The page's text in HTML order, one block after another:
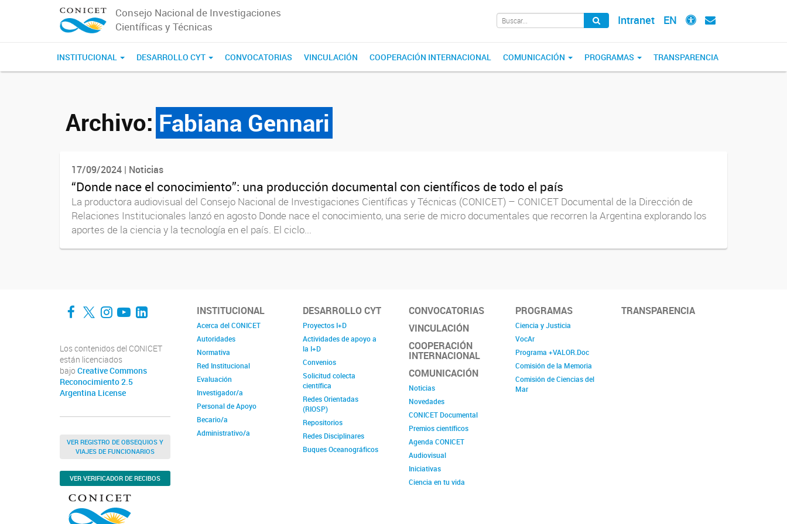
Consejo Nacional de Investigaciones
Científicas y Técnicas
Intranet EN
INSTITUCIONAL DESARROLLO CYT CONVOCATORIAS VINCULACIÓN COOPERACIÓN INTERNACIONAL COMUNICACIÓN PROGRAMAS TRANSPARENCIA
Archivo: Fabiana Gennari
17/09/2024 | Noticias
“Donde nace el conocimiento”: una producción documental con científicos de todo el país
La productora audiovisual del Consejo Nacional de Investigaciones Científicas y Técnicas (CONICET) – CONICET Documental de la Dirección de
Relaciones Institucionales lanzó en agosto Donde nace el conocimiento, una serie de micro documentales que recorren la Argentina explorando los
aportes de la ciencia y la tecnología en el país. El ciclo...
Facebook
Twitter
Instagram
YouTube
LinkedIn
Los contenidos del CONICET
están licenciados
bajo Creative Commons
Reconocimiento 2.5
Argentina License
VER REGISTRO DE OBSEQUIOS Y
VIAJES DE FUNCIONARIOS
VER VERIFICADOR DE RECIBOS
INSTITUCIONAL
Acerca del CONICET
Autoridades
Normativa
Red Institucional
Evaluación
Investigador/a
Personal de Apoyo
Becario/a
Administrativo/a
DESARROLLO CYT
Proyectos I+D
Actividades de apoyo a
la I+D
Convenios
Solicitud colecta
científica
Redes Orientadas
(RIOSP)
Repositorios
Redes Disciplinares
Buques Oceanográficos
CONVOCATORIAS
VINCULACIÓN
COOPERACIÓN
INTERNACIONAL
COMUNICACIÓN
Noticias
Novedades
CONICET Documental
Premios científicos
Agenda CONICET
Audiovisual
Iniciativas
Ciencia en tu vida
PROGRAMAS
Ciencia y Justicia
VocAr
Programa +VALOR.Doc
Comisión de la Memoria
Comisión de Ciencias del
Mar
TRANSPARENCIA